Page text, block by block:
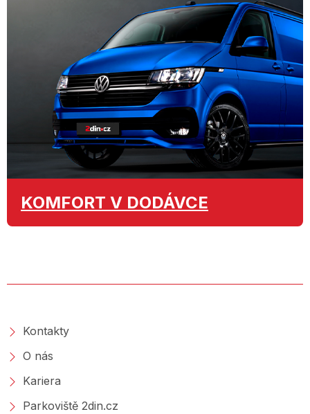
KOMFORT V DODÁVCE
Kontakty
O nás
Kariera
Parkoviště 2din.cz